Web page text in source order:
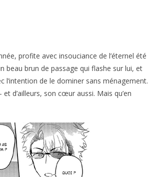
profite avec insouciance de l’éternel été
beau brun de passage qui flashe sur lui, et
de le dominer sans ménagement.
d’ailleurs, son cœur aussi. Mais qu’en